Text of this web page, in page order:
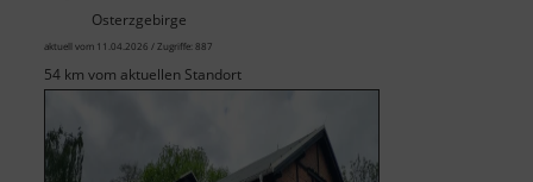
Osterzgebirge
aktuell vom 11.04.2026 / Zugriffe: 887
54 km vom aktuellen Standort